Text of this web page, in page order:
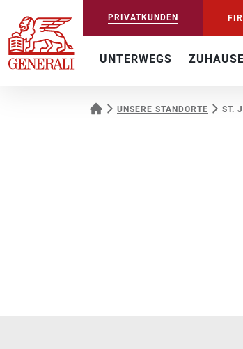
PRIVATKUNDEN
UNTERWEGS ZUHAUSE
UNSERE STANDORTE ST.